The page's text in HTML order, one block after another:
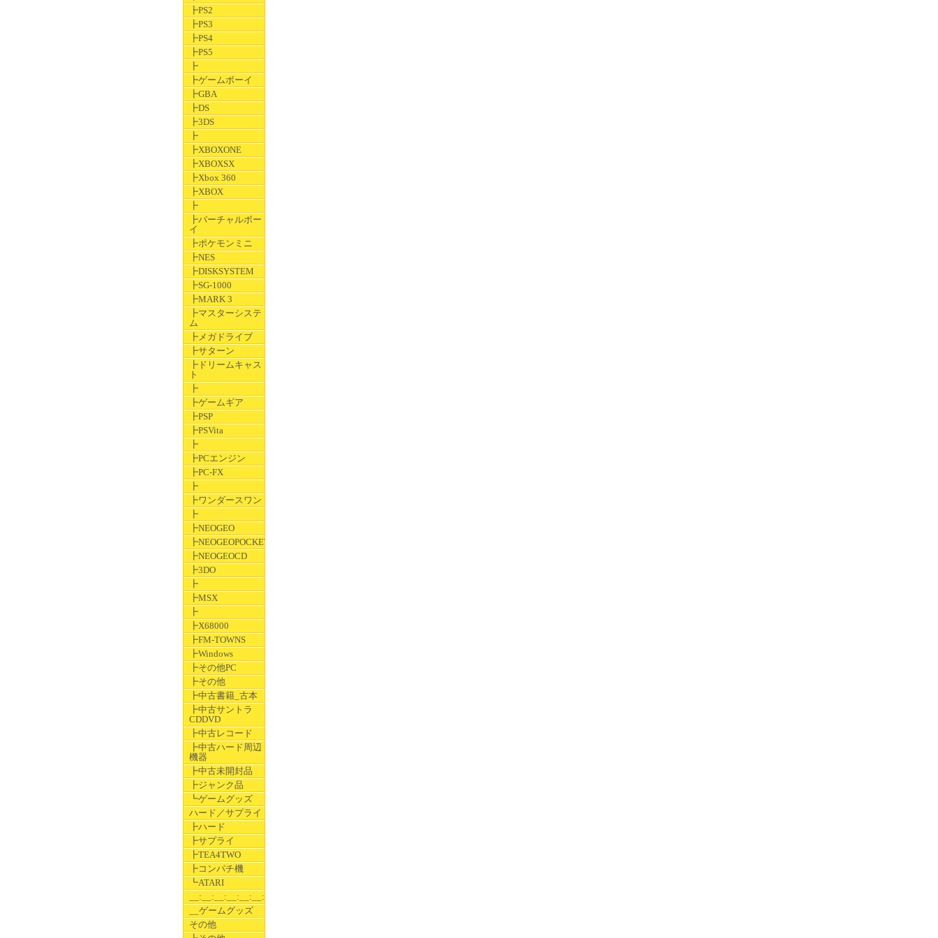
┣PS2
┣PS3
┣PS4
┣PS5
┣
┣ゲームボーイ
┣GBA
┣DS
┣3DS
┣
┣XBOXONE
┣XBOXSX
┣Xbox 360
┣XBOX
┣
┣バーチャルボー
イ
┣ポケモンミニ
┣NES
┣DISKSYSTEM
┣SG-1000
┣MARK 3
┣マスターシステ
ム
┣メガドライブ
┣サターン
┣ドリームキャス
ト
┣
┣ゲームギア
┣PSP
┣PSVita
┣
┣PCエンジン
┣PC-FX
┣
┣ワンダースワン
┣
┣NEOGEO
┣NEOGEOPOCKET
┣NEOGEOCD
┣3DO
┣
┣MSX
┣
┣X68000
┣FM-TOWNS
┣Windows
┣その他PC
┣その他
┣中古書籍_古本
┣中古サントラ
CDDVD
┣中古レコード
┣中古ハード周辺
機器
┣中古未開封品
┣ジャンク品
┗ゲームグッズ
ハード／サプライ
┣ハード
┣サプライ
┣TEA4TWO
┣コンパチ機
┗ATARI
__:__:__:__:__:__:__
__ゲームグッズ
その他